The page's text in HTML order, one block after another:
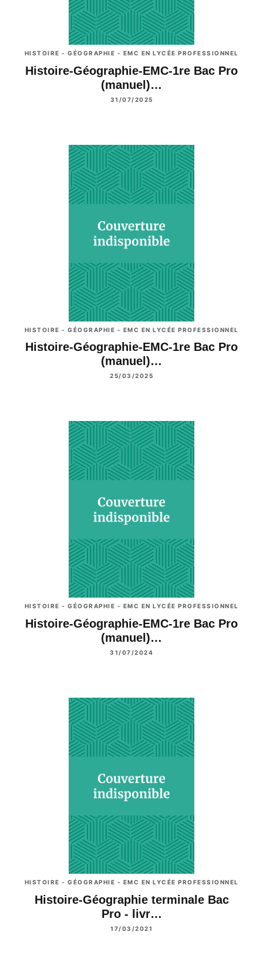
HISTOIRE - GÉOGRAPHIE - EMC EN LYCÉE PROFESSIONNEL
Histoire-Géographie-EMC-1re Bac Pro
(manuel)…
31/07/2025
HISTOIRE - GÉOGRAPHIE - EMC EN LYCÉE PROFESSIONNEL
Histoire-Géographie-EMC-1re Bac Pro
(manuel)…
25/03/2025
HISTOIRE - GÉOGRAPHIE - EMC EN LYCÉE PROFESSIONNEL
Histoire-Géographie-EMC-1re Bac Pro
(manuel)…
31/07/2024
HISTOIRE - GÉOGRAPHIE - EMC EN LYCÉE PROFESSIONNEL
Histoire-Géographie terminale Bac
Pro - livr…
17/03/2021